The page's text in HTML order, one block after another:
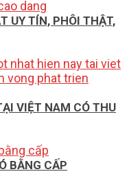
UY TÍN, PHÔI THẬT,
VIỆT NAM CÓ THU
BẰNG CẤP